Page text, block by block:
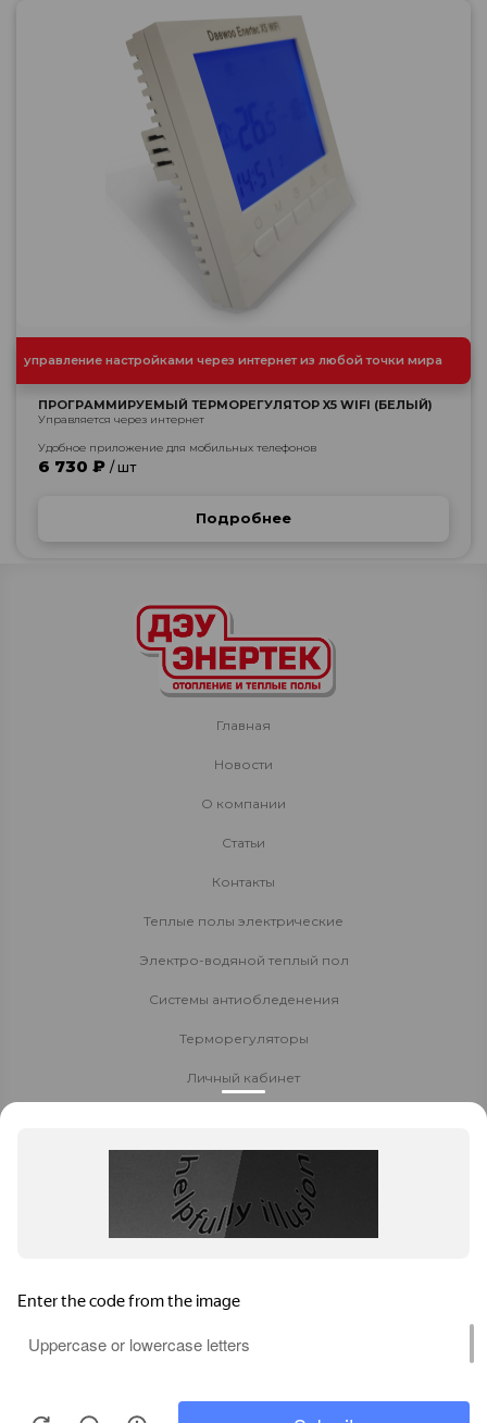
управление настройками через интернет из любой точки мира
ПРОГРАММИРУЕМЫЙ ТЕРМОРЕГУЛЯТОР X5 WIFI (БЕЛЫЙ)
Управляется через интернет
Удобное приложение для мобильных телефонов
6 730 ₽ / шт
Подробнее
Главная
Новости
О компании
Статьи
Контакты
Теплые полы электрические
Электро-водяной теплый пол
Системы антиобледенения
Терморегуляторы
Личный кабинет
Стать партнёром
Политика конфиденциальности
Контакты